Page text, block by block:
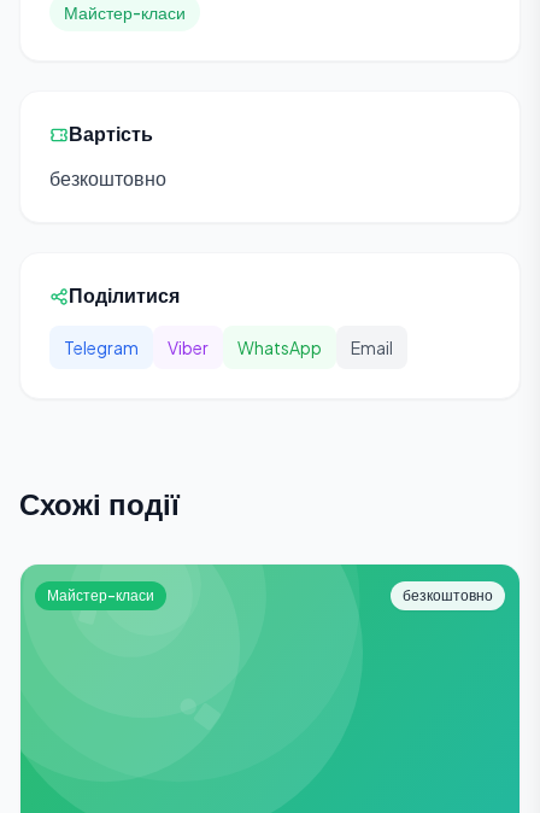
Майстер-класи
Вартість
безкоштовно
Поділитися
Telegram Viber WhatsApp Email
Схожі події
Майстер-класи безкоштовно